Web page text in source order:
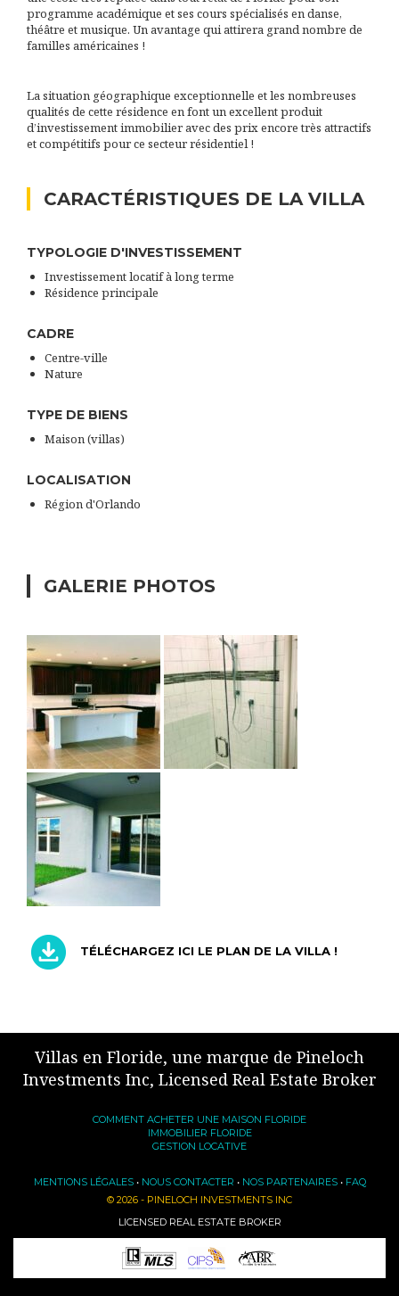
programme académique et ses cours spécialisés en danse,
théâtre et musique. Un avantage qui attirera grand nombre de
familles américaines !
La situation géographique exceptionnelle et les nombreuses
qualités de cette résidence en font un excellent produit
d’investissement immobilier avec des prix encore très attractifs
et compétitifs pour ce secteur résidentiel !
CARACTÉRISTIQUES DE LA VILLA
TYPOLOGIE D'INVESTISSEMENT
Investissement locatif à long terme
Résidence principale
CADRE
Centre-ville
Nature
TYPE DE BIENS
Maison (villas)
LOCALISATION
Région d'Orlando
GALERIE PHOTOS
TÉLÉCHARGEZ ICI LE PLAN DE LA VILLA !
Villas en Floride, une marque de Pineloch
Investments Inc, Licensed Real Estate Broker
COMMENT ACHETER UNE MAISON FLORIDE
IMMOBILIER FLORIDE
GESTION LOCATIVE
MENTIONS LÉGALES• NOUS CONTACTER • NOS PARTENAIRES• FAQ
© 2026 - PINELOCH INVESTMENTS INC
LICENSED REAL ESTATE BROKER